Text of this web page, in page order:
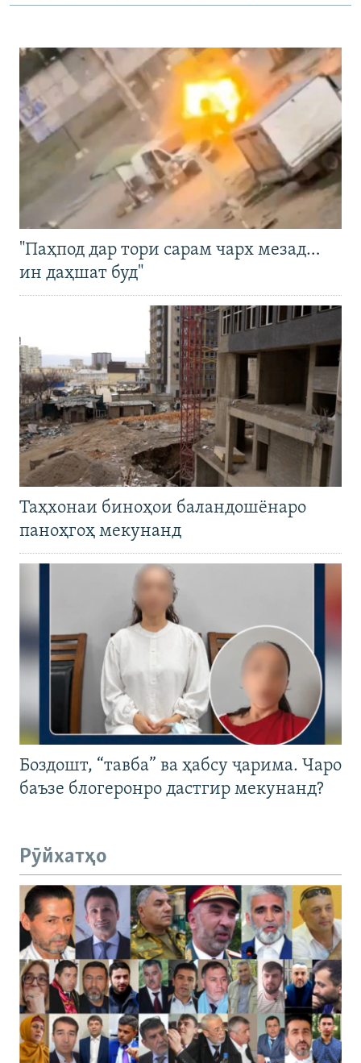
"Паҳпод дар тори сарам чарх мезад…
ин даҳшат буд"
Таҳхонаи биноҳои баландошёнаро
паноҳгоҳ мекунанд
Боздошт, “тавба” ва ҳабсу ҷарима. Чаро
баъзе блогеронро дастгир мекунанд?
Рӯйхатҳо